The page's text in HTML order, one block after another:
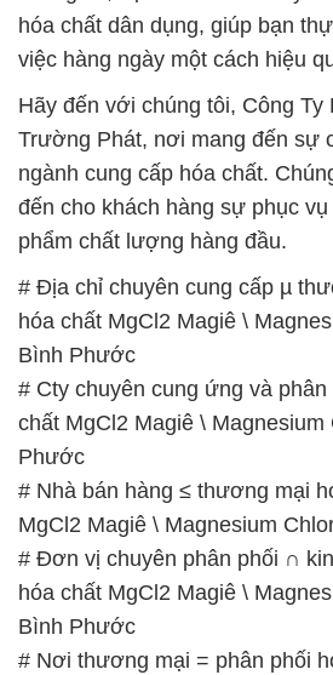
hóa chất dân dụng, giúp bạn
việc hàng ngày một cách hiệu
Hãy đến với chúng tôi, Công Ty
Trường Phát, nơi mang đến sự
ngành cung cấp hóa chất.
đến cho khách hàng sự phục
phẩm chất lượng hàng đầu.
# Địa chỉ chuyên cung cấp µ
hóa chất MgCl2 Magiê \
Bình Phước
# Cty chuyên cung ứng và
chất MgCl2 Magiê \ Magnesium
Phước
# Nhà bán hàng ≤ thương mại
MgCl2 Magiê \ Magnesium
# Đơn vị chuyên phân phối ∩
hóa chất MgCl2 Magiê \
Bình Phước
# Nơi thương mại = phân phối